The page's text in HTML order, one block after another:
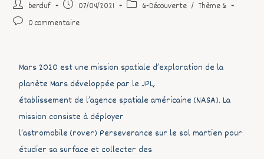
berduf 07/04/2021 6-Découverte / Thème 6
0 commentaire
Mars 2020 est une mission spatiale d’exploration de la
planète Mars développée par le JPL,
établissement de l’agence spatiale américaine (NASA). La
mission consiste à déployer
l’astromobile (rover) Perseverance sur le sol martien pour
étudier sa surface et collecter des